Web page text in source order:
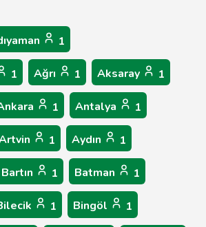
1
1 Ağrı 1 Aksaray 1
1 Antalya 1
1 Aydın 1
Bartın 1 Batman 1
1 Bingöl 1